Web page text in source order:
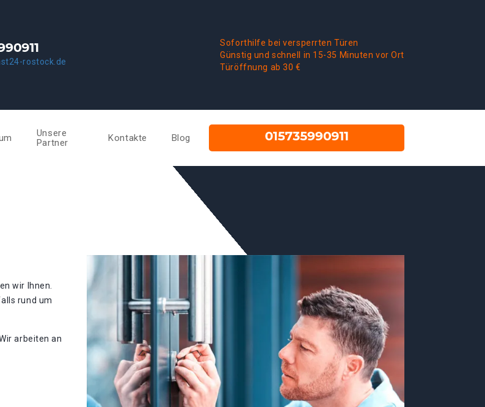
rostock.de
Soforthilfe bei versperrten Türen
Günstig und schnell in 15-35 Minuten vor Ort
Türöffnung ab 30 €
Unsere
Partner
Kontakte Blog
wir Ihnen.
rund um
arbeiten an